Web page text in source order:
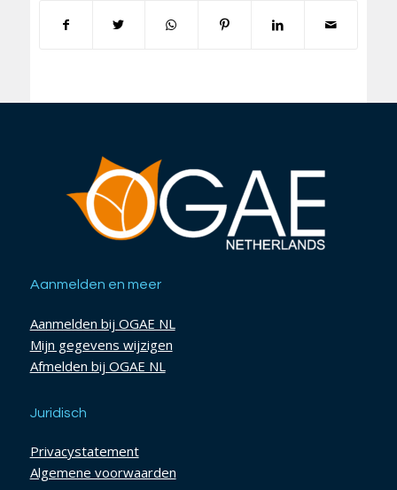
Aanmelden en meer
Aanmelden bij OGAE NL
Mijn gegevens wijzigen
Afmelden bij OGAE NL
Juridisch
Privacystatement
Algemene voorwaarden